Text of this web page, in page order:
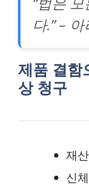
다.” –
제품 결함
상 청구
재
신